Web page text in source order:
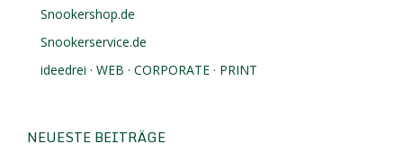
Snookershop.de
Snookerservice.de
ideedrei · WEB · CORPORATE · PRINT
NEUESTE BEITRÄGE